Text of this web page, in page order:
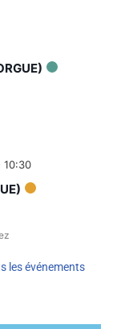
10:30
les événements